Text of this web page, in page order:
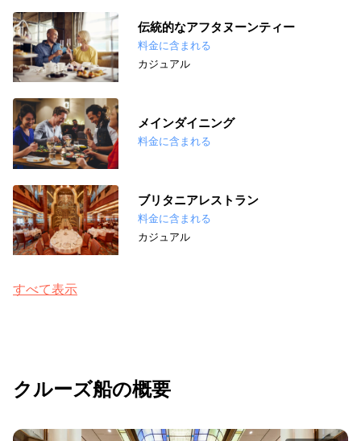
伝統的なアフタヌーンティー
料金に含まれる
カジュアル
メインダイニング
料金に含まれる
ブリタニアレストラン
料金に含まれる
カジュアル
すべて表示
クルーズ船の概要